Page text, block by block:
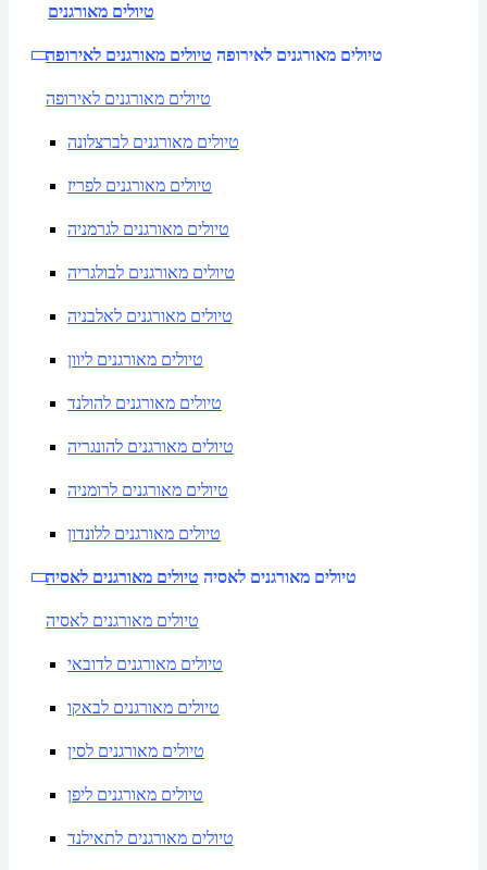
טיולים מאורגנים
טיולים מאורגנים לאירופה טיולים מאורגנים לאירופה
טיולים מאורגנים לאירופה
טיולים מאורגנים לברצלונה
טיולים מאורגנים לפריז
טיולים מאורגנים לגרמניה
טיולים מאורגנים לבולגריה
טיולים מאורגנים לאלבניה
טיולים מאורגנים ליוון
טיולים מאורגנים להולנד
טיולים מאורגנים להונגריה
טיולים מאורגנים לרומניה
טיולים מאורגנים ללונדון
טיולים מאורגנים לאסיה טיולים מאורגנים לאסיה
טיולים מאורגנים לאסיה
טיולים מאורגנים לדובאי
טיולים מאורגנים לבאקו
טיולים מאורגנים לסין
טיולים מאורגנים ליפן
טיולים מאורגנים לתאילנד